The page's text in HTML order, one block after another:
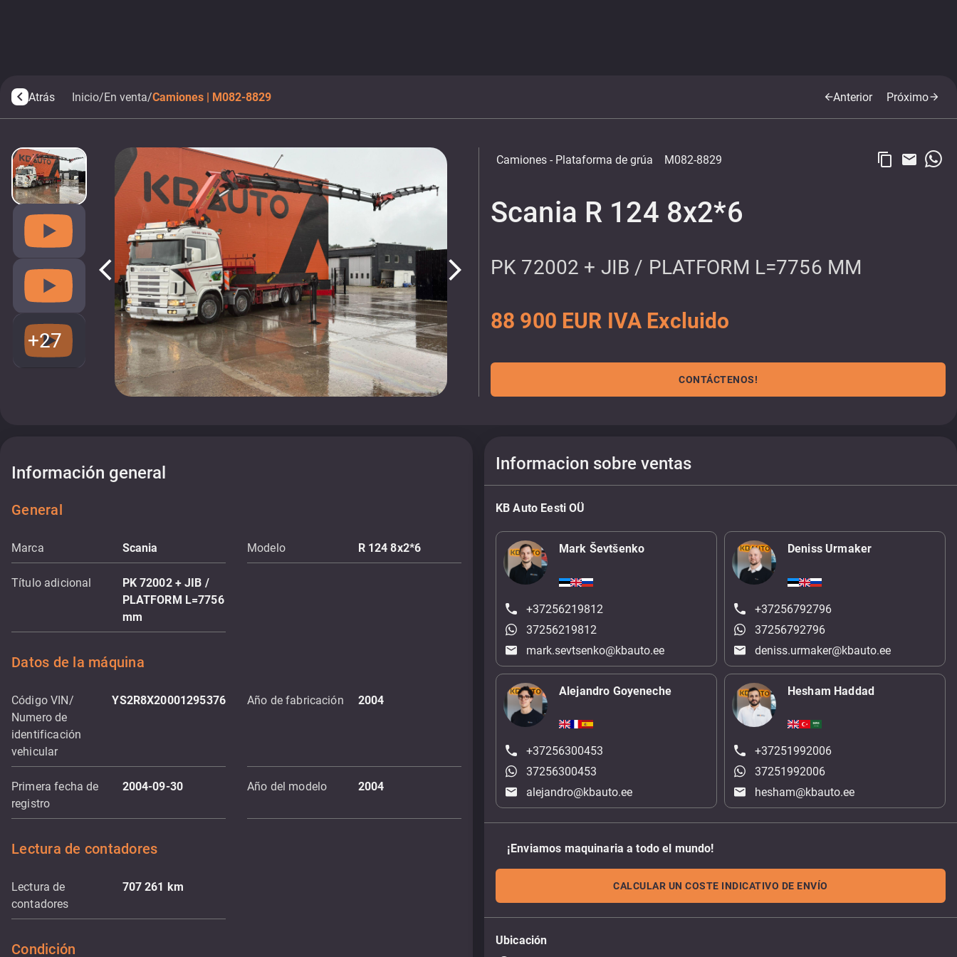
arrow_back_ios Atrás Inicio/En venta/Camiones | M082-8829 arrow_backAnterior Próximoarrow_forward
arrow_back_ios arrow_forward_ios
+27
Camiones - Plataforma de grúa M082-8829 content_copy email
Scania R 124 8x2*6
PK 72002 + JIB / PLATFORM L=7756 MM
88 900 EUR IVA Excluido
CONTÁCTENOS!
Información general
General
Marca Scania Modelo R 124 8x2*6
Título adicional
PK 72002 + JIB /
PLATFORM L=7756
mm
Datos de la máquina
Código VIN/
Numero de
identificación
vehicular
YS2R8X20001295376 Año de fabricación 2004
Primera fecha de
registro
2004-09-30 Año del modelo 2004
Lectura de contadores
Lectura de
contadores
707 261 km
Condición
Informacion sobre ventas
KB Auto Eesti OÜ
Mark Ševtšenko
+37256219812
37256219812
mark.sevtsenko@kbauto.ee
Deniss Urmaker
+37256792796
37256792796
deniss.urmaker@kbauto.ee
Alejandro Goyeneche
+37256300453
37256300453
alejandro@kbauto.ee
Hesham Haddad
+37251992006
37251992006
hesham@kbauto.ee
¡Enviamos maquinaria a todo el mundo!
CALCULAR UN COSTE INDICATIVO DE ENVÍO
Ubicación